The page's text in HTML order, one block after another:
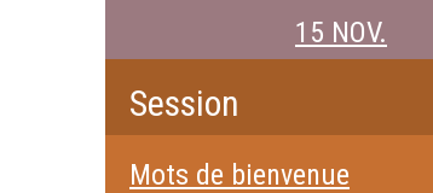
15 NOV.
Session
Mots de bienvenue